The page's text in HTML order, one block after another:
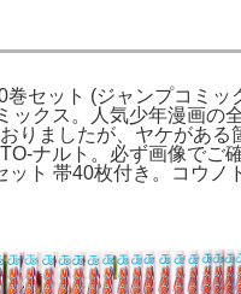
セット (ジャンプコミ
ックス。人気少年漫画の
りましたが、ヤケがあ
ナルト。必ず画像で
ット 帯40枚付き。コ